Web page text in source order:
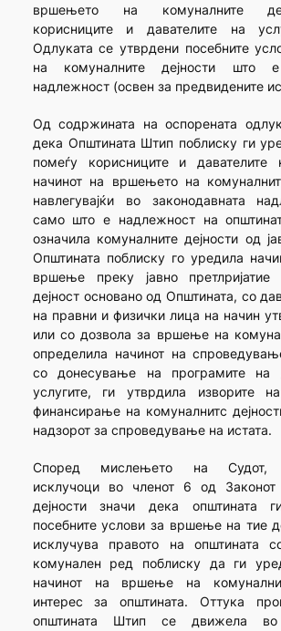
вршењето на комуналните
корисниците и давателите на
Одлуката се утврдени посебните
на комуналните дејности што е
надлежност (освен за предвидените
Од содржината на оспорената
дека Општината Штип поблиску ги
помеѓу корисниците и давателите
начинот на вршењето на
навлегувајќи во законодавната
само што е надлежност на
означила комуналните дејности од
Општината поблиску го уредила
вршење преку јавно претлријатие
дејност основано од Општината, со
на правни и физички лица на начин
или со дозвола за вршење на
определила начинот на
со донесување на програмите на
услугите, ги утврдила изворите
финансирање на комуналнитс
надзорот за спроведување на истата.
Според мислењето на Судот,
исклучоци во членот 6 од
дејности значи дека општината
посебните услови за вршење на тие
исклучува правото на општината
комунален ред поблиску да ги
начинот на вршење на
интерес за општината. Оттука
општината Штип се движела